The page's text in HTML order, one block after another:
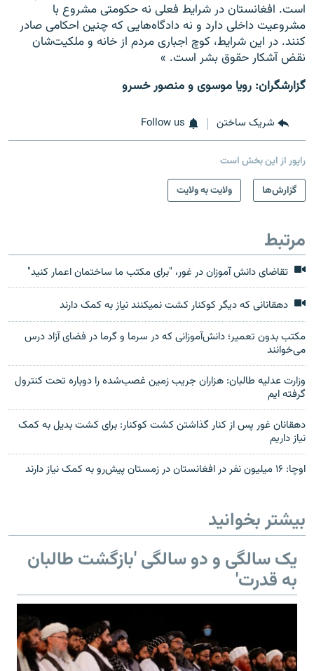
است. افغانستان در شرایط فعلی نه حکومتی مشروع با
مشروعیت داخلی دارد و نه دادگاه‌هایی که چنین احکامی صادر
کنند. در این شرایط، کوچ اجباری مردم از خانه و ملکیت‌شان
نقض آشکار حقوق بشر است. »
گزارشگران: رویا موسوی و منصور خسرو
شریک ساختن Follow us
راپور از این بخش است
گزارش‌ها
ولایت به ولایت
مرتبط
تقاضای دانش آموزان در غور، "برای مکتب ما ساختمان اعمار کنید"
دهقانانی که دیگر کوکنار کشت نمیکنند نیاز به کمک دارند
مکتب بدون تعمیر؛ دانش‌آموزانی که در سرما و گرما در فضای آزاد درس
می‌خوانند
وزارت عدلیه طالبان: هزاران جریب زمین غصب‌شده را دوباره تحت کنترول
گرفته ایم
دهقانان غور پس از کنار گذاشتن کشت کوکنار: برای کشت بدیل به کمک
نیاز داریم
اوچا: ۱۶ میلیون نفر در افغانستان در زمستان پیش‌رو به کمک نیاز دارند
بیشتر بخوانید
یک سالگی و دو سالگی 'بازگشت طالبان
به قدرت'